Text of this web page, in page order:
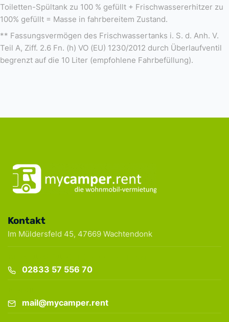
Toiletten-Spültank zu 100 % gefüllt + Frischwassererhitzer zu
100% gefüllt = Masse in fahrbereitem Zustand.
** Fassungsvermögen des Frischwassertanks i. S. d. Anh. V.
Teil A, Ziff. 2.6 Fn. (h) VO (EU) 1230/2012 durch Überlaufventil
begrenzt auf die 10 Liter (empfohlene Fahrbefüllung).
Kontakt
Im Müldersfeld 45, 47669 Wachtendonk
02833 57 556 70
mail@mycamper.rent